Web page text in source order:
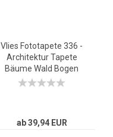
Vlies Fototapete 336 -
Architektur Tapete
Bäume Wald Bogen
Wolken grün
ab 39,94 EUR